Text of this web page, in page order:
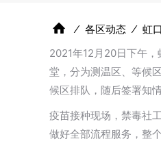
⁄ 各区动态 ⁄ 虹
2021年12月20日下午
堂，分为测温区、等候
候区排队，随后签署知
疫苗接种现场，禁毒社
做好全部流程服务，整